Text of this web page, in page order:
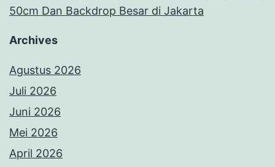
50cm Dan Backdrop Besar di Jakarta
Archives
Agustus 2026
Juli 2026
Juni 2026
Mei 2026
April 2026